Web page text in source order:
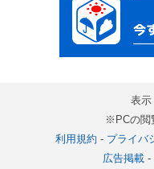
表示
※PCの閲
利用規約 - プライバ
広告掲載-